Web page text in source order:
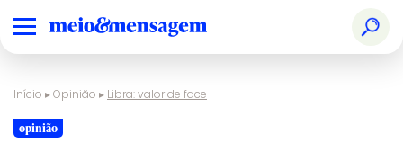
Início ▸Opinião ▸ Libra: valor de face
opinião